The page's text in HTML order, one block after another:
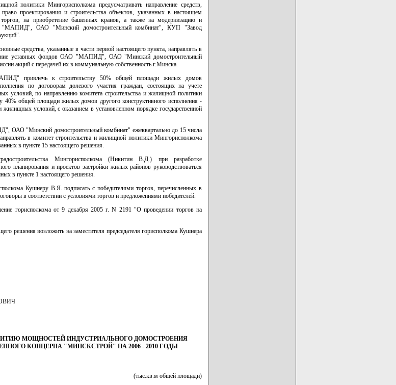
политики Мингорисполкома предусматривать направление средств,
проектирования и строительства объектов, указанных в настоящем
на приобретение башенных кранов, а также на модернизацию и
"МАПИД", ОАО "Минский домостроительный комбинат", КУП "Завод
средства, указанные в части первой настоящего пункта, направлять в
уставных фондов ОАО "МАПИД", ОАО "Минский домостроительный
акций с передачей их в коммунальную собственность г.Минска.
привлечь к строительству 50% общей площади жилых домов
по договорам долевого участия граждан, состоящих на учете
условий, по направлению комитета строительства и жилищной политики
40% общей площади жилых домов другого конструктивного исполнения -
условий, с оказанием в установленном порядке государственной
"Минский домостроительный комбинат" ежеквартально до 15 числа
в комитет строительства и жилищной политики Мингорисполкома
в пункте 15 настоящего решения.
Мингорисполкома (Никитин В.Д.) при разработке
планирования и проектов застройки жилых районов руководствоваться
в пункте 1 настоящего решения.
Кушнеру В.Я. подписать с победителями торгов, перечисленных в
в соответствии с условиями торгов и предложениями победителей.
горисполкома от 9 декабря 2005 г. N 2191 "О проведении торгов на
решения возложить на заместителя председателя горисполкома Кушнера
МОЩНОСТЕЙ ИНДУСТРИАЛЬНОГО ДОМОСТРОЕНИЯ
КОНЦЕРНА "МИНСКСТРОЙ" НА 2006 - 2010 ГОДЫ
(тыс.кв.м общей площади)